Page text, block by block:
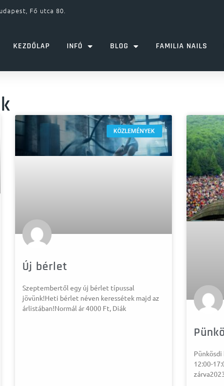
Fő utca 80.
KEZDŐLAP INFÓ BLOG FAMILIA NAILS
KÖZLEMÉNYEK
Új bérlet
Szeptembertől egy új bérlet típussal
jövünk!Heti bérlet néven keressétek majd az
árlistában!Normál ár 4000 Ft, Diák
Pünkösdi
12:00-